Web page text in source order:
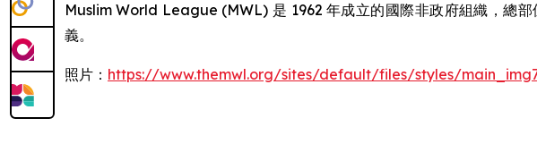
Muslim World League (MWL) 是 1962 年成立的國際非政府組織，總
義。
照片： https://www.themwl.org/sites/default/files/styles/